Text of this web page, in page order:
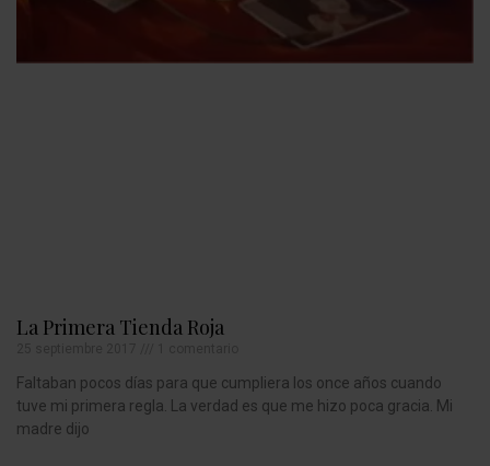
La Primera Tienda Roja
Faltaban pocos días para que cumpliera los once años cuando
tuve mi primera regla. La verdad es que me hizo poca gracia. Mi
madre dijo